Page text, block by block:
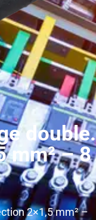
double.
mm² – 8
2×1,5 mm² –